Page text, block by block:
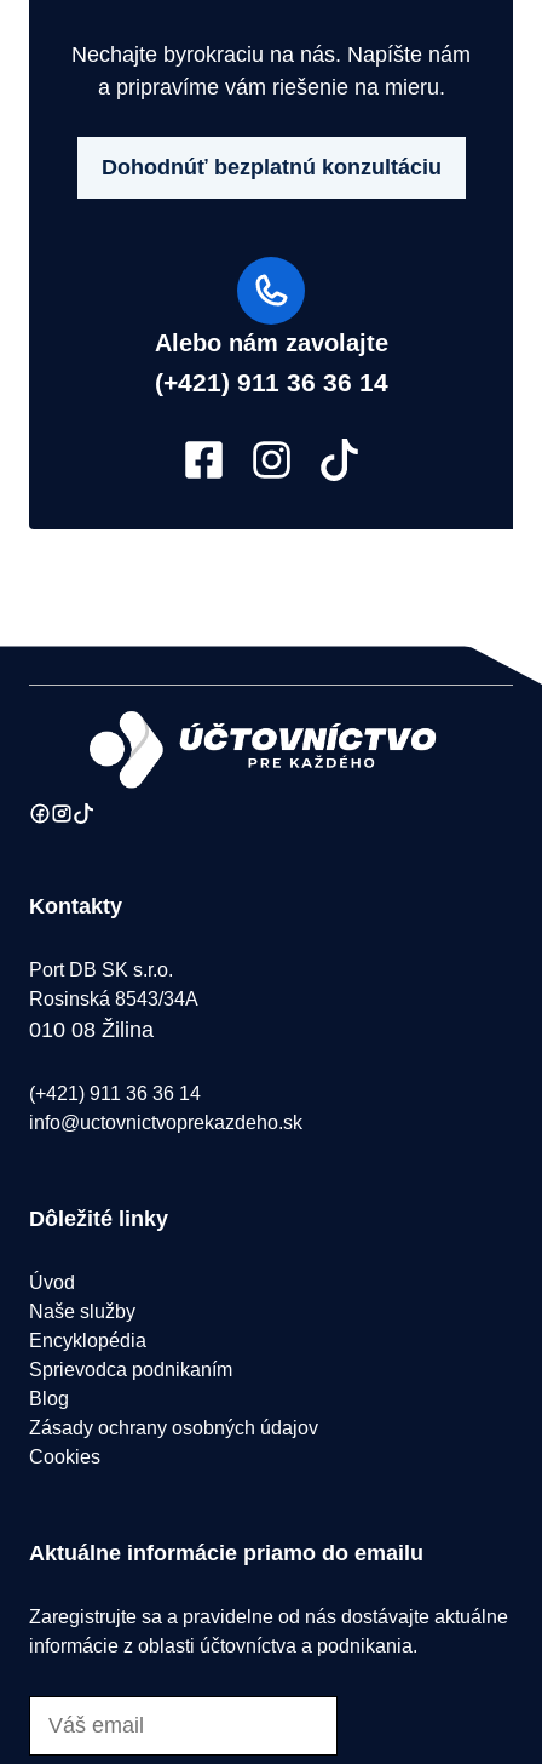
Nechajte byrokraciu na nás. Napíšte nám
a pripravíme vám riešenie na mieru.
Dohodnúť bezplatnú konzultáciu
Alebo nám zavolajte
(+421) 911 36 36 14
Kontakty
Port DB SK s.r.o.
Rosinská 8543/34A
010 08 Žilina
(+421) 911 36 36 14
info@uctovnictvoprekazdeho.sk
Dôležité linky
Úvod
Naše služby
Encyklopédia
Sprievodca podnikaním
Blog
Zásady ochrany osobných údajov
Cookies
Aktuálne informácie priamo do emailu
Zaregistrujte sa a pravidelne od nás dostávajte aktuálne
informácie z oblasti účtovníctva a podnikania.